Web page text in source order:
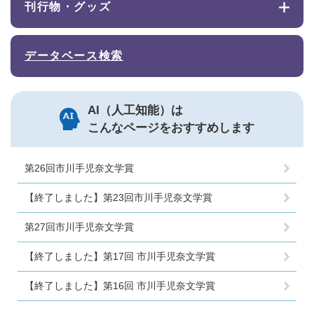
刊行物・グッズ
データベース検索
AI（人工知能）は
こんなページをおすすめします
第26回市川手児奈文学賞
【終了しました】第23回市川手児奈文学賞
第27回市川手児奈文学賞
【終了しました】第17回 市川手児奈文学賞
【終了しました】第16回 市川手児奈文学賞